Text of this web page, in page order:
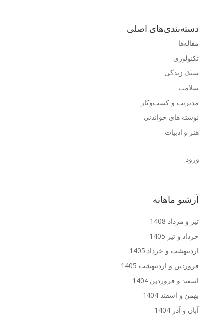
دسته‌بندی‌های اصلی
مقاله‌ها
تکنولوژی
سبک زندگی
سلامت
مدیریت و کسب‌وکار
نوشته های خواندنی
هنر و ادبیات
ورود
آرشیو ماهانه
تیر و مرداد 1408
خرداد و تیر 1405
اردیبهشت و خرداد 1405
فروردین و اردیبهشت 1405
اسفند و فروردین 1404
بهمن و اسفند 1404
آبان و آذر 1404